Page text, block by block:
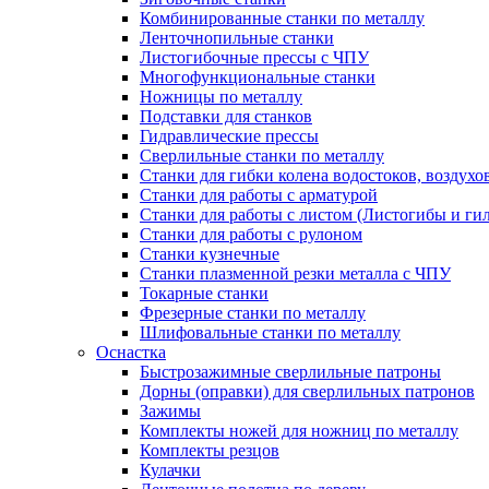
Комбинированные станки по металлу
Ленточнопильные станки
Листогибочные прессы с ЧПУ
Многофункциональные станки
Ножницы по металлу
Подставки для станков
Гидравлические прессы
Сверлильные станки по металлу
Станки для гибки колена водостоков,
Станки для работы с арматурой
Станки для работы с листом (Листогибы и
Станки для работы с рулоном
Станки кузнечные
Станки плазменной резки металла с ЧПУ
Токарные станки
Фрезерные станки по металлу
Шлифовальные станки по металлу
Оснастка
Быстрозажимные сверлильные патроны
Дорны (оправки) для сверлильных патронов
Зажимы
Комплекты ножей для ножниц по металлу
Комплекты резцов
Кулачки